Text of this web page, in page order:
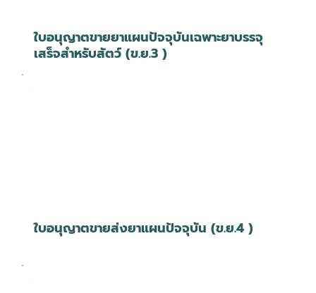
ใบอนุญาตขายยาแผนปัจจุบันเฉพาะยาบรรจุ
เสร็จสำหรับสัตว์ (ข.ย.3 )
ใบอนุญาตขายส่งยาแผนปัจจุบัน (ข.ย.4 )